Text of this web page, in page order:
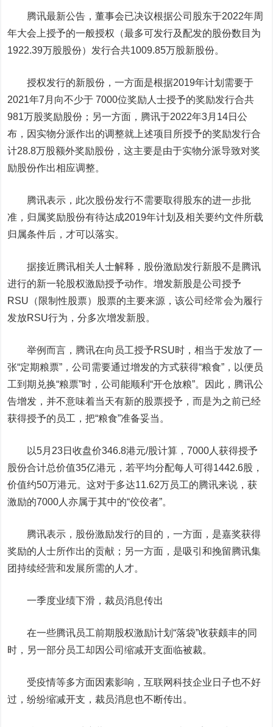
腾讯最新公告，董事会已决议根据公司股东于2022年周
年大会上授予的一般授权（最多可发行及配发的股份数目为
1922.39万股股份）发行合共1009.85万股新股份。
授权发行的新股份，一方面是根据2019年计划需要于
2021年7月向不少于 7000位奖励人士授予的奖励发行合共
981万股奖励股份；另一方面，腾讯于2022年3月14日公
布，因实物分派作出的调整就上述项目所授予的奖励发行合
计28.8万股额外奖励股份，这主要是由于实物分派导致对奖
励股份作出相应调整。
腾讯表示，此次股份发行不需要取得股东的进一步批
准，归属奖励股份有待达成2019年计划及相关要约文件所载
归属条件后，才可以落实。
据接近腾讯相关人士解释，股份激励发行新股不是腾讯
进行的新一轮股权激励授予动作。增发新股是公司授予
RSU（限制性股票）股票的主要来源，该公司经常会为履行
发放RSU行为，分多次增发新股。
举例而言，腾讯在向员工授予RSU时，相当于发放了一
张“定期粮票”，公司需要通过增发的方式获得“粮食”，以便员
工到期兑换“粮票”时，公司能顺利“开仓放粮”。因此，腾讯公
告增发，并不意味着当天有新的股票授予，而是为之前已经
获得授予的员工，把“粮食”准备妥当。
以5月23日收盘价346.8港元/股计算，7000人获得授予
股份合计总价值35亿港元，若平均分配每人可得1442.6股，
价值约50万港元。这对于多达11.62万员工的腾讯来说，获
激励的7000人亦属于其中的“佼佼者”。
腾讯表示，股份激励发行的目的，一方面，是嘉奖获得
奖励的人士所作出的贡献；另一方面，是吸引和挽留腾讯集
团持续经营和发展所需的人才。
一季度业绩下滑，裁员消息传出
在一些腾讯员工前期股权激励计划“落袋”收获颇丰的同
时，另一部分员工却因公司缩减开支面临被裁。
受疫情等多方面因素影响，互联网科技企业日子也不好
过，纷纷缩减开支，裁员消息也不断传出。